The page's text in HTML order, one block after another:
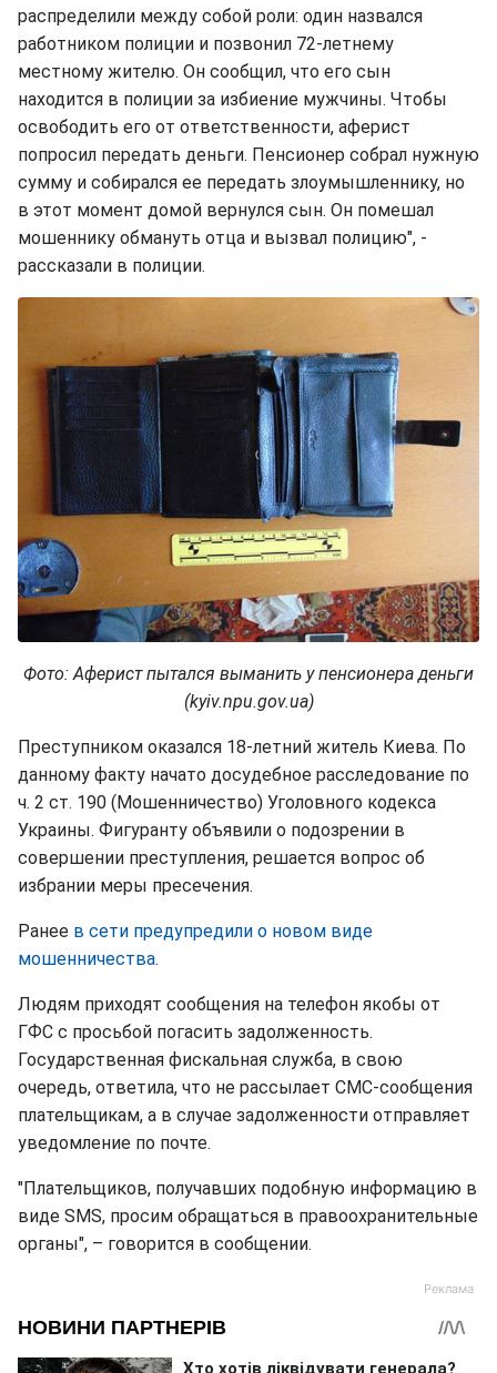
распределили между собой роли: один назвался
работником полиции и позвонил 72-летнему
местному жителю. Он сообщил, что его сын
находится в полиции за избиение мужчины. Чтобы
освободить его от ответственности, аферист
попросил передать деньги. Пенсионер собрал нужную
сумму и собирался ее передать злоумышленнику, но
в этот момент домой вернулся сын. Он помешал
мошеннику обмануть отца и вызвал полицию", -
рассказали в полиции.
Фото: Аферист пытался выманить у пенсионера деньги
(kyiv.npu.gov.ua)
Преступником оказался 18-летний житель Киева. По
данному факту начато досудебное расследование по
ч. 2 ст. 190 (Мошенничество) Уголовного кодекса
Украины. Фигуранту объявили о подозрении в
совершении преступления, решается вопрос об
избрании меры пресечения.
Ранее в сети предупредили о новом виде
мошенничества.
Людям приходят сообщения на телефон якобы от
ГФС с просьбой погасить задолженность.
Государственная фискальная служба, в свою
очередь, ответила, что не рассылает СМС-сообщения
плательщикам, а в случае задолженности отправляет
уведомление по почте.
"Плательщиков, получавших подобную информацию в
виде SMS, просим обращаться в правоохранительные
органы", – говорится в сообщении.